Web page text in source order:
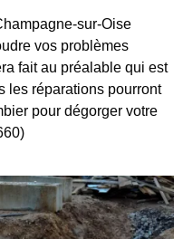
sur-Oise
vos problèmes
fait au préalable qui est
les réparations pourront
pour dégorger votre